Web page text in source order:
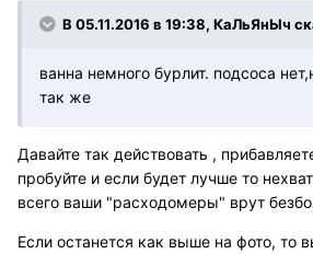
В 05.11.2016 в 19:38, КаЛьЯнЫч
ванна немного бурлит. подсоса
так же
Давайте так действовать ,
пробуйте и если будет лучше то
всего ваши "расходомеры" врут
Если останется как выше на фото, то